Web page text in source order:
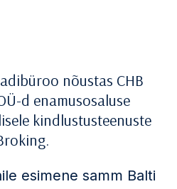
nõustas CHB
d enamusosaluse
kindlustusteenuste
esimene samm Balti